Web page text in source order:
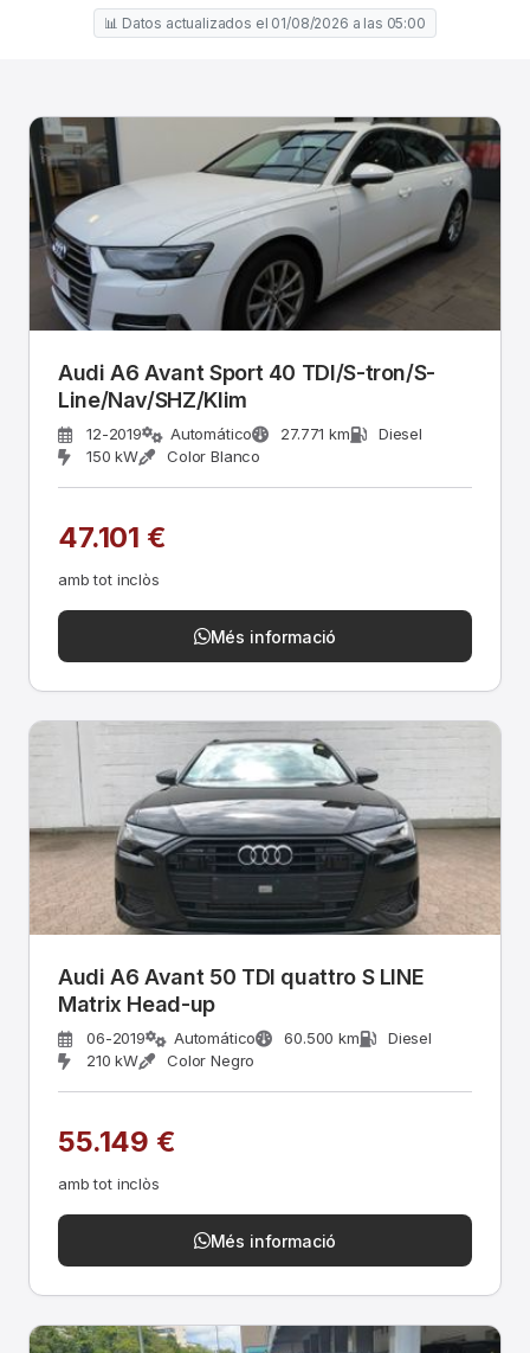
📊 Datos actualizados el 01/08/2026 a las 05:00
Audi A6 Avant Sport 40 TDI/S-tron/S-
Line/Nav/SHZ/Klim
12-2019 Automático 27.771 km
Diesel
150 kW
Color Blanco
47.101 €
amb tot inclòs
Més informació
Audi A6 Avant 50 TDI quattro S LINE
Matrix Head-up
06-2019 Automático 60.500 km
Diesel
210 kW
Color Negro
55.149 €
amb tot inclòs
Més informació